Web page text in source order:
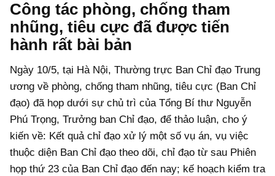
Công tác phòng, chống tham
nhũng, tiêu cực đã được tiến
hành rất bài bản
Ngày 10/5, tại Hà Nội, Thường trực Ban Chỉ đạo Trung
ương về phòng, chống tham nhũng, tiêu cực (Ban Chỉ
đạo) đã họp dưới sự chủ trì của Tổng Bí thư Nguyễn
Phú Trọng, Trưởng ban Chỉ đạo, để thảo luận, cho ý
kiến về: Kết quả chỉ đạo xử lý một số vụ án, vụ việc
thuộc diện Ban Chỉ đạo theo dõi, chỉ đạo từ sau Phiên
họp thứ 23 của Ban Chỉ đạo đến nay; kế hoạch kiểm tra